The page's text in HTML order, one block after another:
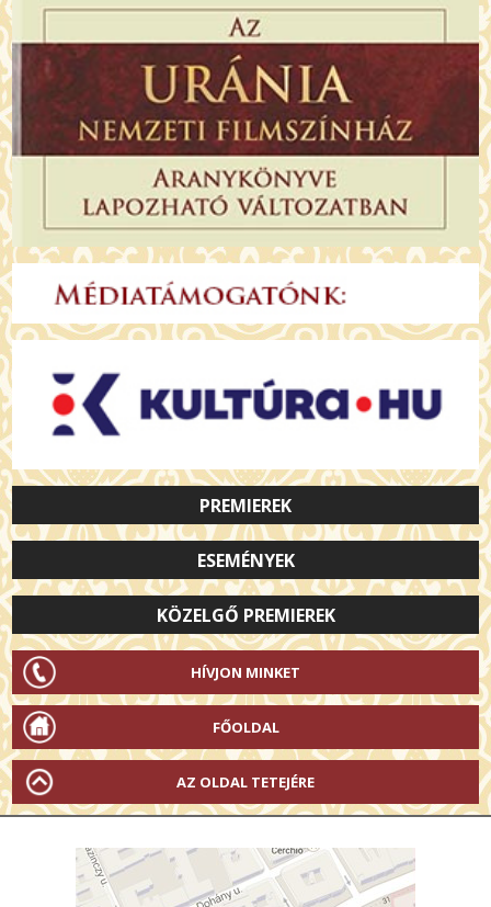
PREMIEREK
ESEMÉNYEK
KÖZELGŐ PREMIEREK
HÍVJON MINKET
FŐOLDAL
AZ OLDAL TETEJÉRE